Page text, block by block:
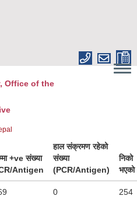
Office of the
+ve संख्या
Antigen
हाल संक्रमण रहेको
संख्या
(PCR/Antigen)
निको
भएको
0 254